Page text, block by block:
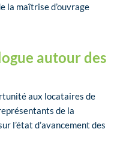
la maîtrise d’ouvrage
autour des
aux locataires de
de la
l’état d’avancement des